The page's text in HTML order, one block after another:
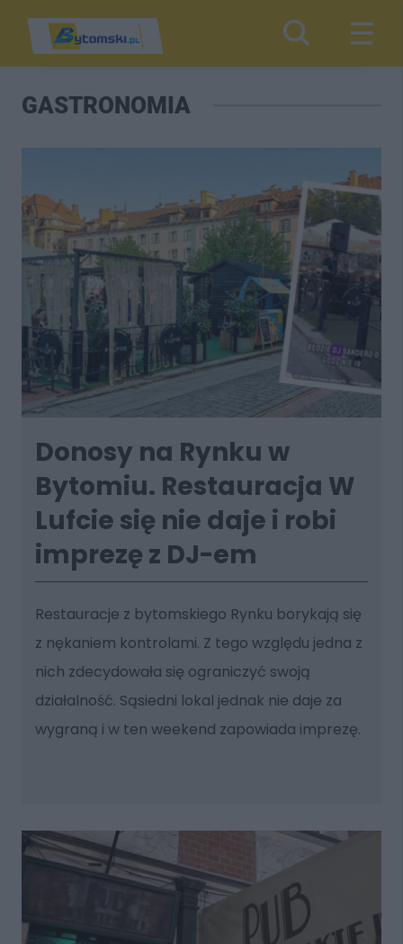
GASTRONOMIA
Donosy na Rynku w
Bytomiu. Restauracja W
Lufcie się nie daje i robi
imprezę z DJ-em
Restauracje z bytomskiego Rynku borykają się
z nękaniem kontrolami. Z tego względu jedna z
nich zdecydowała się ograniczyć swoją
działalność. Sąsiedni lokal jednak nie daje za
wygraną i w ten weekend zapowiada imprezę.